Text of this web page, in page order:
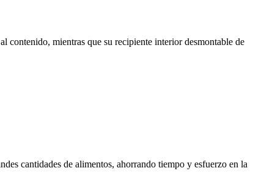
contenido, mientras que su recipiente interior desmontable de
cantidades de alimentos, ahorrando tiempo y esfuerzo en la